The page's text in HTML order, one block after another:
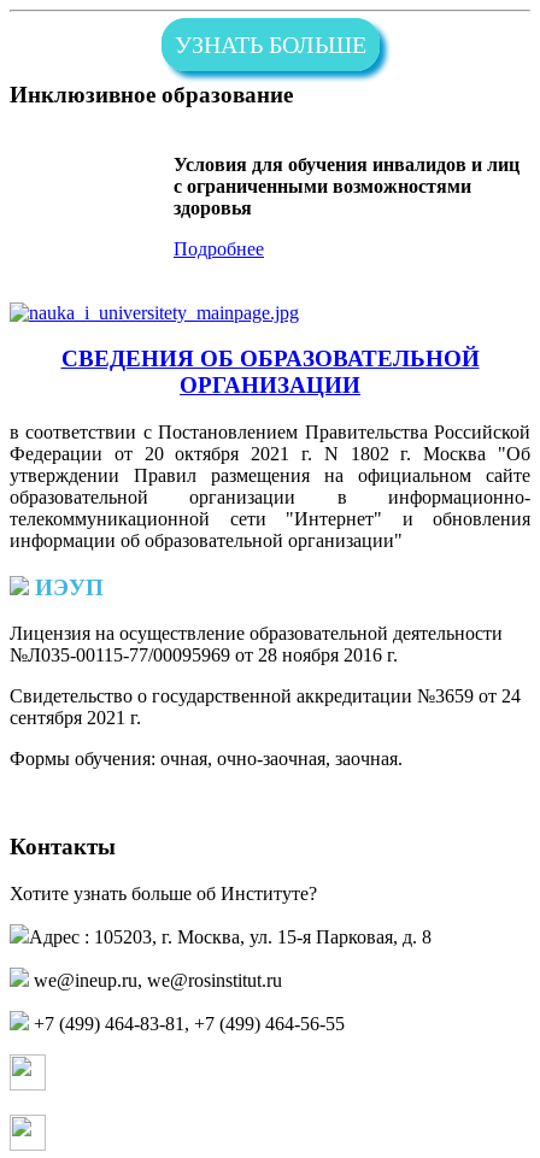
УЗНАТЬ БОЛЬШЕ
Инклюзивное образование
Условия для обучения инвалидов и лиц
с ограниченными возможностями
здоровья
Подробнее
СВЕДЕНИЯ ОБ ОБРАЗОВАТЕЛЬНОЙ
ОРГАНИЗАЦИИ
в соответствии с Постановлением Правительства Российской
Федерации от 20 октября 2021 г. N 1802 г. Москва "Об
утверждении Правил размещения на официальном сайте
образовательной организации в информационно-
телекоммуникационной сети "Интернет" и обновления
информации об образовательной организации"
ИЭУП
Лицензия на осуществление образовательной деятельности
№Л035-00115-77/00095969 от 28 ноября 2016 г.
Свидетельство о государственной аккредитации №3659 от 24
сентября 2021 г.
Формы обучения: очная, очно-заочная, заочная.
Контакты
Хотите узнать больше об Институте?
Адрес : 105203, г. Москва, ул. 15-я Парковая, д. 8
,
+7 (499) 464-83-81, +7 (499) 464-56-55